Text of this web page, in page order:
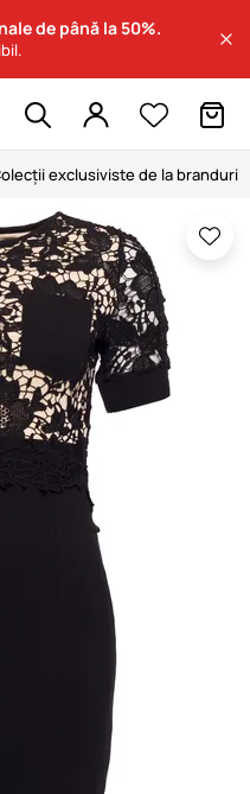
de până la 50%.
exclusiviste de la branduri